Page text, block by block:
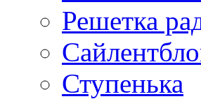
Решетка
Ступенька